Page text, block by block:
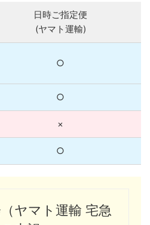
日時ご指定便
(ヤマト運輸)
○
○
×
○
ヤマト運輸 宅急